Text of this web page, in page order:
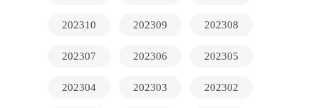
202310 202309 202308
202307 202306 202305
202304 202303 202302